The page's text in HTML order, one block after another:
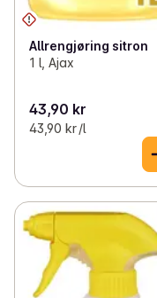
Allrengjøring sitron
1 l, Ajax
43,90 kr
43,90 kr /l